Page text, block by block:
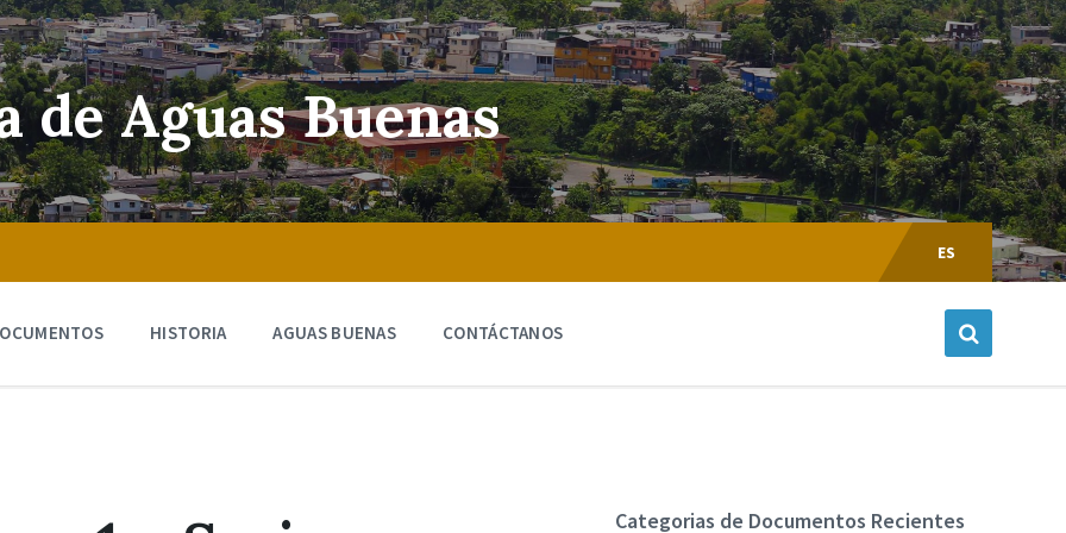
de Aguas Buenas
Escoger
Lenguaje:
ES
HISTORIA AGUAS BUENAS CONTÁCTANOS
Categorias de Documentos Recientes